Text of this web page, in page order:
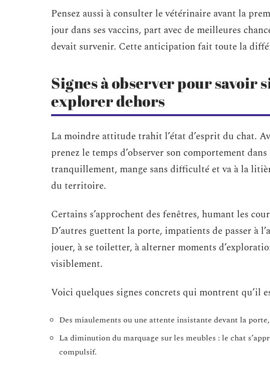
Pensez aussi à consulter le vétérinaire avant la
jour dans ses vaccins, part avec de meilleures
devait survenir. Cette anticipation fait toute la
Signes à observer pour savoir
explorer dehors
La moindre attitude trahit l’état d’esprit du chat.
prenez le temps d’observer son comportement
tranquillement, mange sans difficulté et va à la
du territoire.
Certains s’approchent des fenêtres, humant les
D’autres guettent la porte, impatients de passer à
jouer, à se toiletter, à alterner moments
visiblement.
Voici quelques signes concrets qui montrent qu’il
Des miaulements ou une attente insistante devant la
La diminution du marquage sur les meubles : le chat
compulsif.